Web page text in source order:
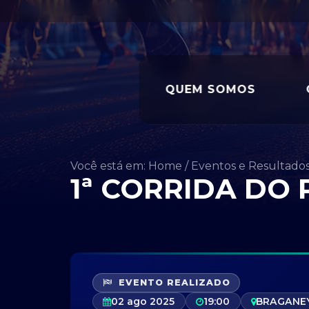
QUEM SOMOS
Você está em: Home / Eventos e
1ª CORRIDA DO
EVENTO REALIZADO
02 ago 2025 19:00